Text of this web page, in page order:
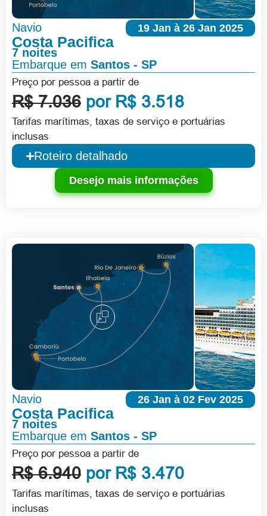
Navio 19 Jan à 26 Jan 2025
Costa Pacifica
7 noites
Embarque em Santos - SP
Preço por pessoa a partir de
R$ 7.036 por R$ 3.518
Tarifas marítimas, taxas de serviço e portuárias
inclusas
Roteiro detalhado
Desejo mais informações
Navio 26 Jan à 02 Fev 2025
Costa Pacifica
7 noites
Embarque em Santos - SP
Preço por pessoa a partir de
R$ 6.940 por R$ 3.470
Tarifas marítimas, taxas de serviço e portuárias
inclusas